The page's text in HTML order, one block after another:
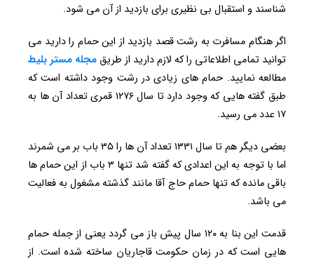
شناسند و استقبال بی نظیری برای بازدید از آن می شود.
اگر هنگام مسافرت به رشت قصد بازدید از این حمام را دارید می
توانید تمامی اطلاعاتی را که لازم دارید از طریق مجله مستر بلیط
مطالعه نمایید. حمام های زیادی در رشت وجود داشته است که
طبق گفته هایی که وجود دارد تا سال ۱۲۷۶ قمری تعداد آن ها به
۱۷ عدد می رسید.
بعضی دیگر هم تا سال ۱۳۳۱ تعداد آن ها را ۳۵ باب بر می شمرند
اما با توجه به این اعدادی که گفته شد تنها ۳ باب از این حمام ها
باقی مانده که تنها حمام حاج آقا مانند گذشته مشغول به فعالیت
می باشد.
قدمت این بنا به ۱۲۰ سال پیش باز می گردد یعنی از جمله حمام
هایی است که در زمان حکومت قاجاریان ساخته شده است. از